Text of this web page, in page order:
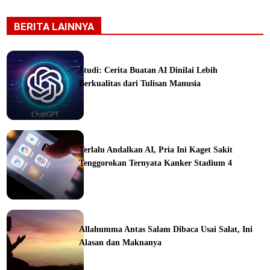
BERITA LAINNYA
Studi: Cerita Buatan AI Dinilai Lebih
Berkualitas dari Tulisan Manusia
Terlalu Andalkan AI, Pria Ini Kaget Sakit
Tenggorokan Ternyata Kanker Stadium 4
Allahumma Antas Salam Dibaca Usai Salat, Ini
Alasan dan Maknanya